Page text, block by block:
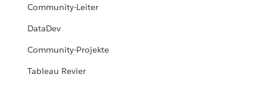
Community-Leiter
DataDev
Community-Projekte
Tableau Revier